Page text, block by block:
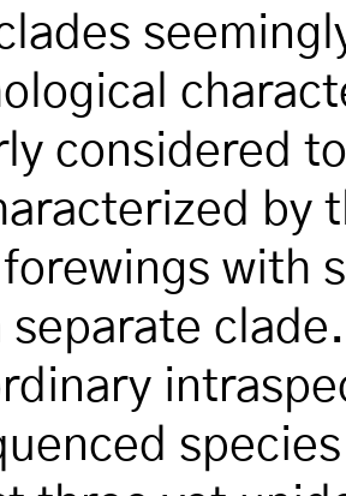
considered
by
with
separate